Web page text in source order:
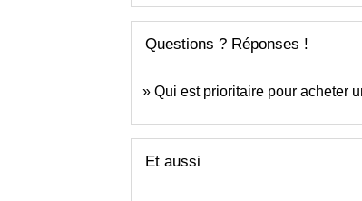
Questions ? Réponses !
Qui est prioritaire pour acheter
Et aussi